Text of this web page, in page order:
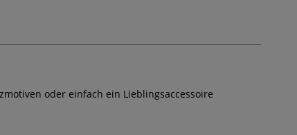
oder einfach ein Lieblingsaccessoire